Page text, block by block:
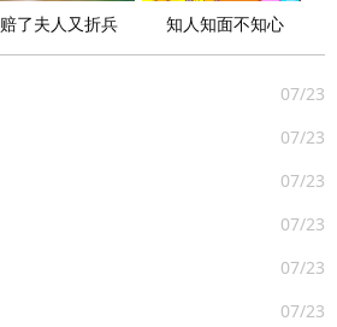
赔了夫人又折兵 知人知面不知心
07/23
07/23
07/23
07/23
07/23
07/23